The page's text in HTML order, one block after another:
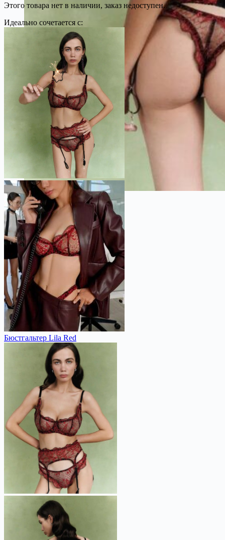
Этого товара нет в наличии, заказ недоступен.
Идеально сочетается с:
Бюстгальтер Lila Red